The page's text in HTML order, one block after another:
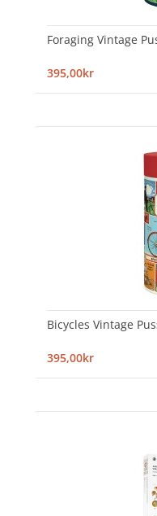
Foraging Vintage
395,00kr
Bicycles Vintage
395,00kr